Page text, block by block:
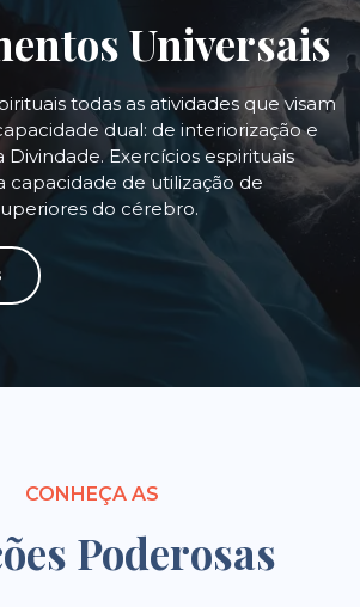
Universais
todas as atividades que visam
dual: de interiorização e
Exercícios espirituais
capacidade de utilização de
do cérebro.
CONHEÇA AS
Poderosas